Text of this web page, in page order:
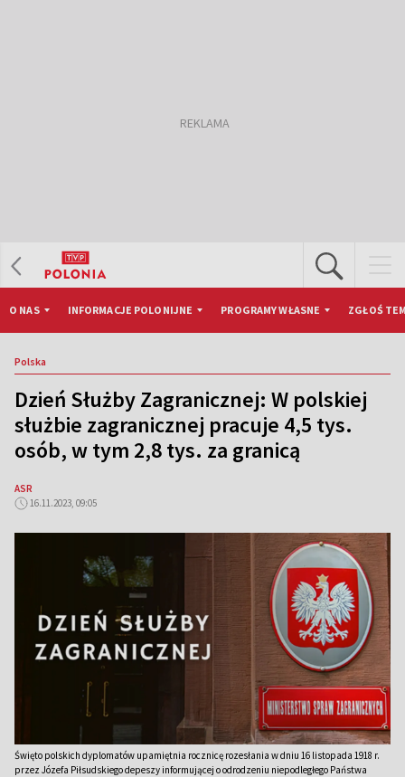
O NAS INFORMACJE POLONIJNE PROGRAMY WŁASNE ZGŁOŚ
Polska
Dzień Służby Zagranicznej: W polskiej
służbie zagranicznej pracuje 4,5 tys.
osób, w tym 2,8 tys. za granicą
ASR
16.11.2023, 09:05
Święto polskich dyplomatów upamiętnia rocznicę rozesłania w dniu 16 listopada 1918 r.
przez Józefa Piłsudskiego depeszy informującej o odrodzeniu niepodległego Państwa